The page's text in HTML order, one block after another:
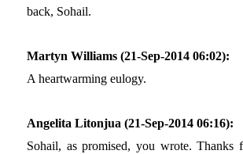
back, Sohail.
Martyn Williams (21-Sep-2014 06:02):
A heartwarming eulogy.
Angelita Litonjua (21-Sep-2014 06:16):
Sohail, as promised, you wrote. Thanks